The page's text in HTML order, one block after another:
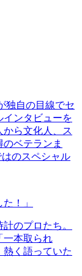
独自の目線でセ
インタビューを
ら文化人、ス
ベテランま
のスペシャル
！」
のプロたち。
一本取られ
く語っていた